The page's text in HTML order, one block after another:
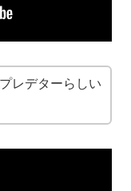
レデターらしい